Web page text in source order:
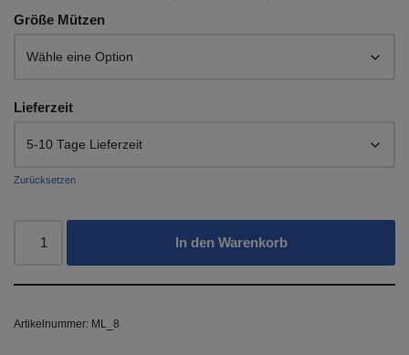
Größe Mützen
Lieferzeit
Zurücksetzen
In den Warenkorb
Artikelnummer: ML_8